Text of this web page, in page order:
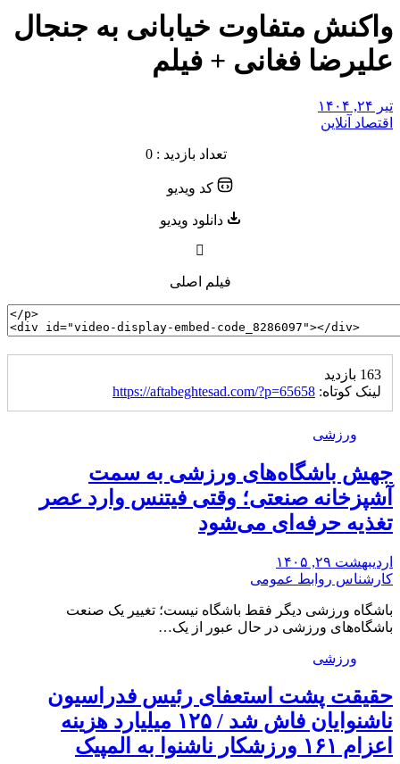
واکنش متفاوت خیابانی به جنجال
علیرضا فغانی + فیلم
تیر ۲۴, ۱۴۰۴
اقتصاد آنلاین
تعداد بازدید : 0
دانلود ویدیو
فیلم اصلی
163 بازدید
لینک کوتاه: https://aftabeghtesad.com/?p=65658
ورزشی
جهش باشگاه‌های ورزشی به سمت
آشپزخانه صنعتی؛ وقتی فیتنس وارد عصر
تغذیه حرفه‌ای می‌شود
اردیبهشت ۲۹, ۱۴۰۵
کارشناس روابط عمومی
باشگاه ورزشی دیگر فقط باشگاه نیست؛ تغییر یک صنعت
باشگاه‌های ورزشی در حال عبور از یک…
ورزشی
حقیقت پشت استعفای رئیس فدراسیون
ناشنوایان فاش شد / ۱۲۵ میلیارد هزینه
اعزام ۱۶۱ ورزشکار ناشنوا به المپیک